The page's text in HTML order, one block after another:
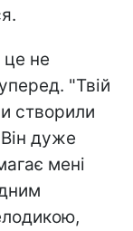
не
"Твій
створили
дуже
мені